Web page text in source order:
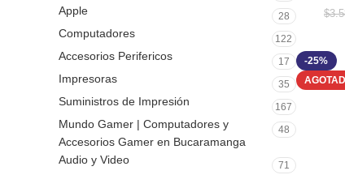
Apple 28
Computadores 122
Accesorios Perifericos 17
Impresoras 35
Suministros de Impresión 167
Mundo Gamer | Computadores y
Accesorios Gamer en Bucaramanga
48
Audio y Video 71
$
-25%